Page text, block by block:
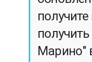
получите
Марино"